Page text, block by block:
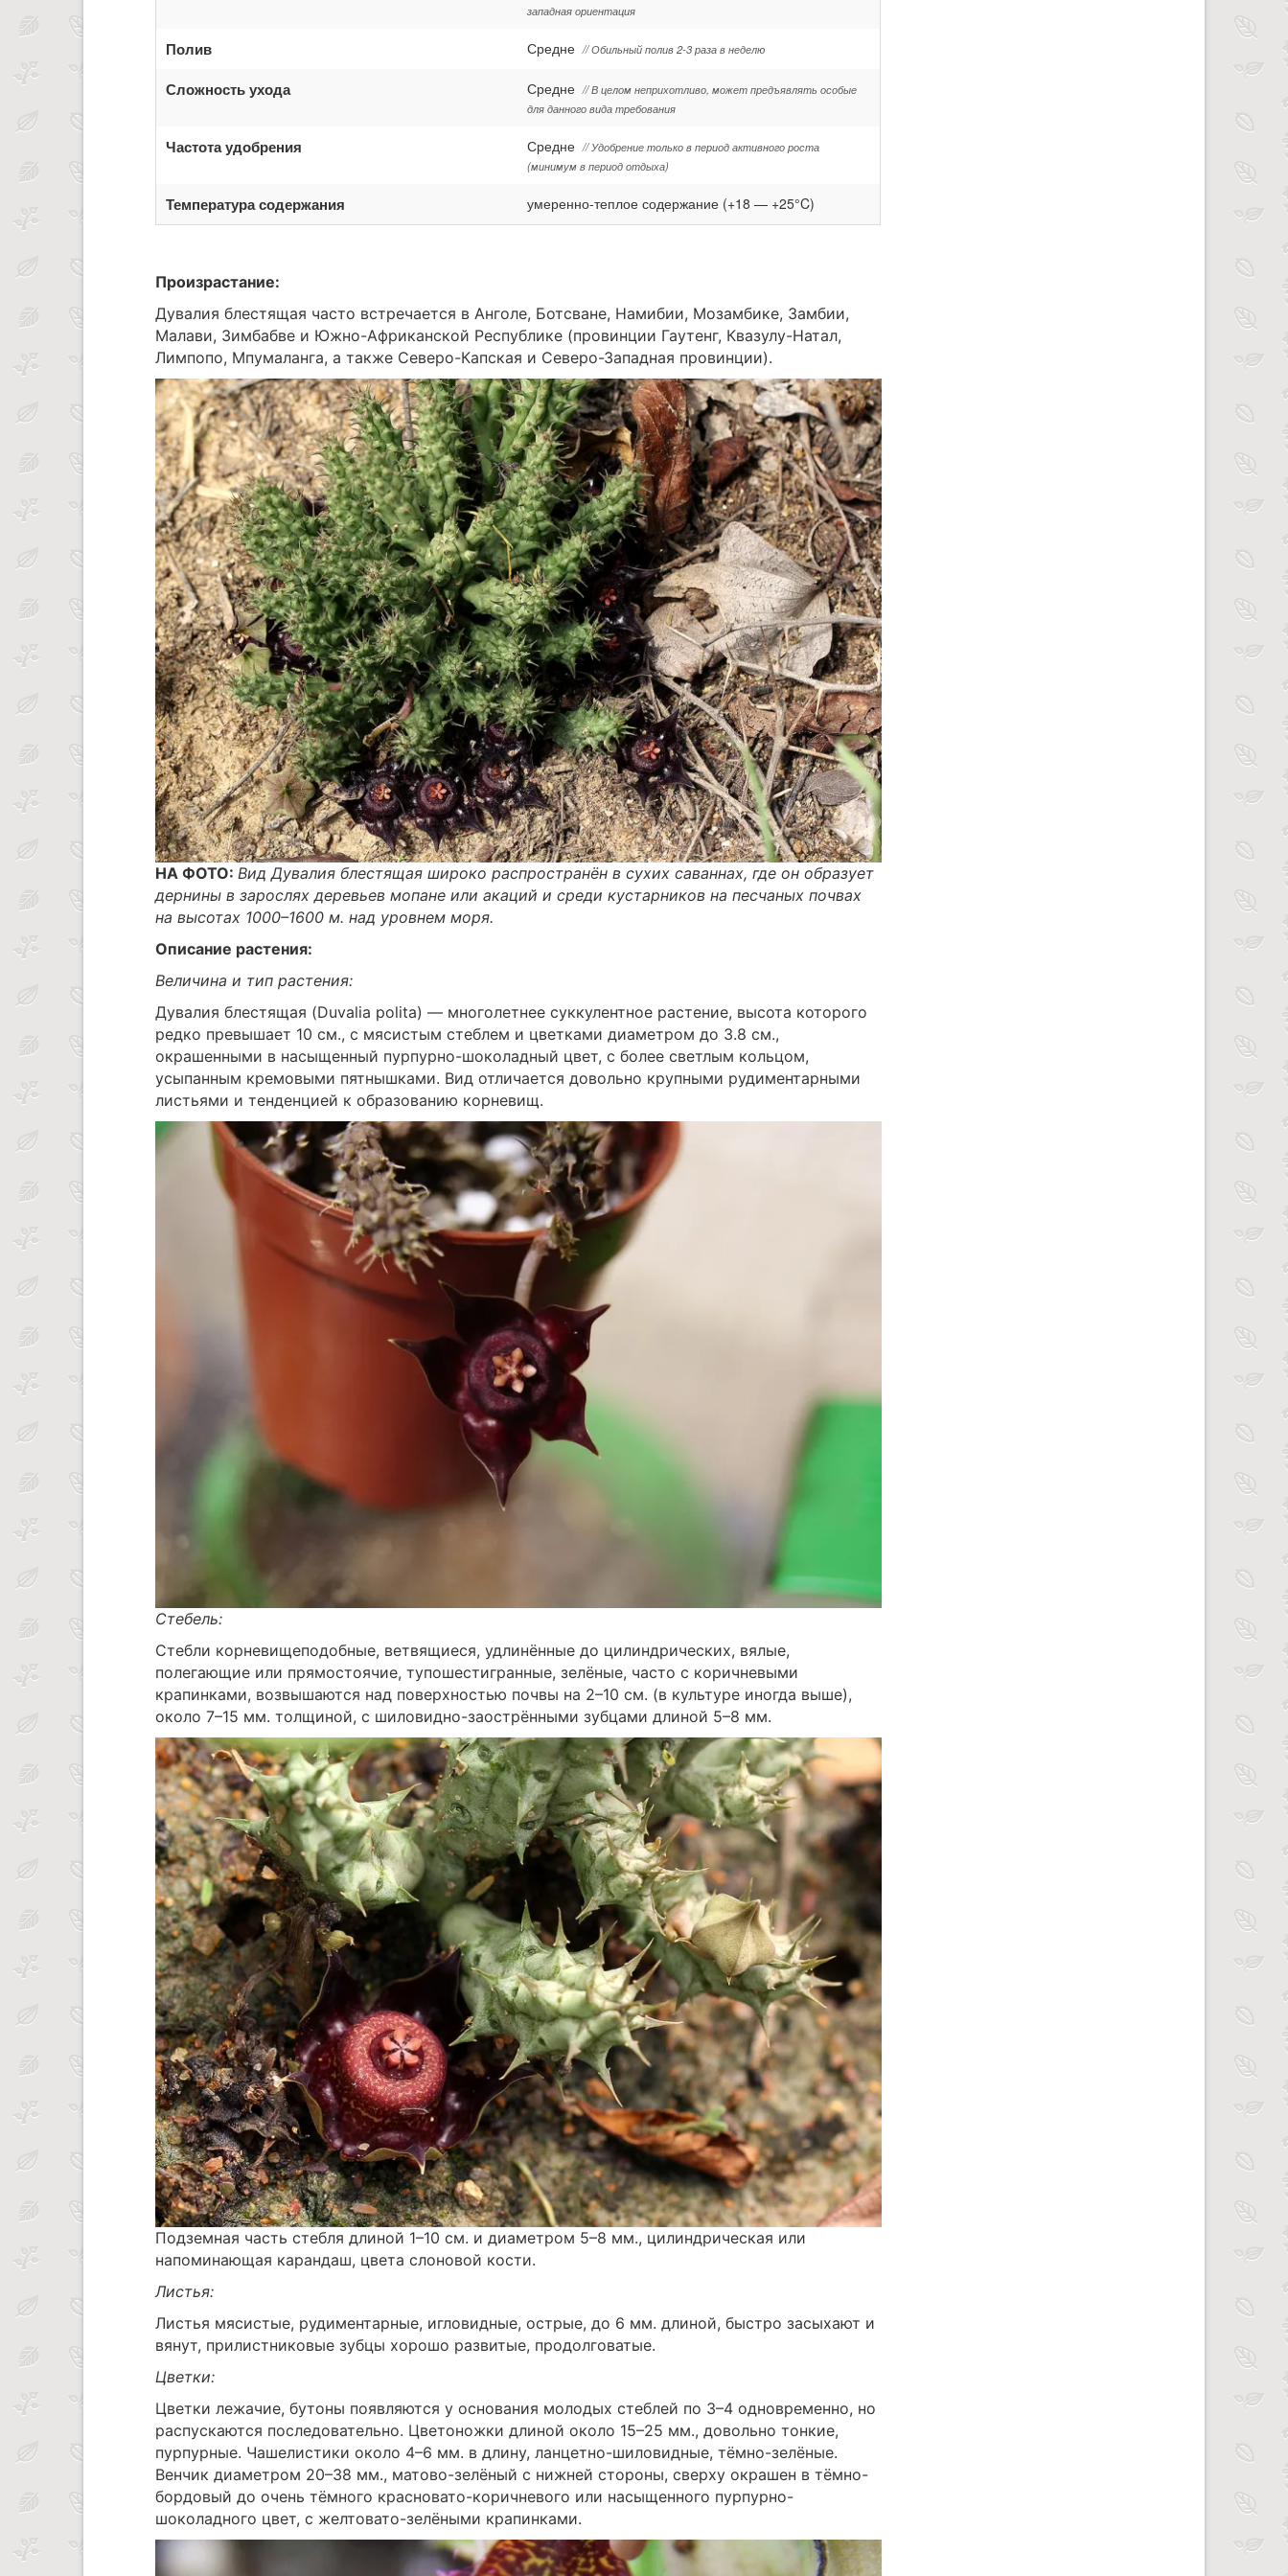
западная ориентация
Полив Средне // Обильный полив 2-3 раза в неделю
Сложность ухода Средне // В целом неприхотливо, может предъявлять особые
для данного вида требования
Частота удобрения Средне // Удобрение только в период активного роста
(минимум в период отдыха)
Температура содержания умеренно-теплое содержание (+18 — +25°C)
Произрастание:
Дувалия блестящая часто встречается в Анголе, Ботсване, Намибии, Мозамбике, Замбии,
Малави, Зимбабве и Южно-Африканской Республике (провинции Гаутенг, Квазулу-Натал,
Лимпопо, Мпумаланга, а также Северо-Капская и Северо-Западная провинции).
НА ФОТО: Вид Дувалия блестящая широко распространён в сухих саваннах, где он образует
дернины в зарослях деревьев мопане или акаций и среди кустарников на песчаных почвах
на высотах 1000–1600 м. над уровнем моря.
Описание растения:
Величина и тип растения:
Дувалия блестящая (Duvalia polita) — многолетнее суккулентное растение, высота которого
редко превышает 10 см., с мясистым стеблем и цветками диаметром до 3.8 см.,
окрашенными в насыщенный пурпурно-шоколадный цвет, с более светлым кольцом,
усыпанным кремовыми пятнышками. Вид отличается довольно крупными рудиментарными
листьями и тенденцией к образованию корневищ.
Стебель:
Стебли корневищеподобные, ветвящиеся, удлинённые до цилиндрических, вялые,
полегающие или прямостоячие, тупошестигранные, зелёные, часто с коричневыми
крапинками, возвышаются над поверхностью почвы на 2–10 см. (в культуре иногда выше),
около 7–15 мм. толщиной, с шиловидно-заострёнными зубцами длиной 5–8 мм.
Подземная часть стебля длиной 1–10 см. и диаметром 5–8 мм., цилиндрическая или
напоминающая карандаш, цвета слоновой кости.
Листья:
Листья мясистые, рудиментарные, игловидные, острые, до 6 мм. длиной, быстро засыхают и
вянут, прилистниковые зубцы хорошо развитые, продолговатые.
Цветки:
Цветки лежачие, бутоны появляются у основания молодых стеблей по 3–4 одновременно, но
распускаются последовательно. Цветоножки длиной около 15–25 мм., довольно тонкие,
пурпурные. Чашелистики около 4–6 мм. в длину, ланцетно-шиловидные, тёмно-зелёные.
Венчик диаметром 20–38 мм., матово-зелёный с нижней стороны, сверху окрашен в тёмно-
бордовый до очень тёмного красновато-коричневого или насыщенного пурпурно-
шоколадного цвет, с желтовато-зелёными крапинками.